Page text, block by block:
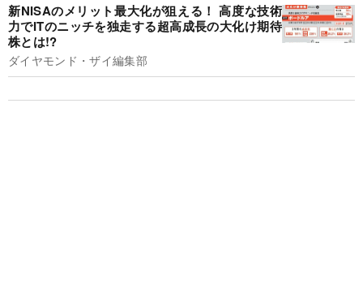
新NISAのメリット最大化が狙える！ 高度な技術
力でITのニッチを独走する超高成長の大化け期待
株とは!?
ダイヤモンド・ザイ編集部